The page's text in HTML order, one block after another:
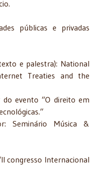
públicas e privadas
e palestra): National
Treaties and the
evento “O direito em
Seminário Música &
congresso Internacional